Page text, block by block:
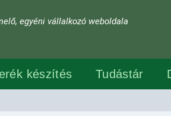
egyéni vállalkozó weboldala
készítés Tudástár